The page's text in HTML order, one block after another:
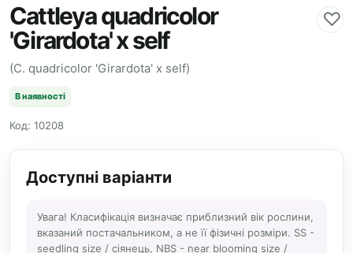
Cattleya quadricolor
'Girardota' x self
♡
(C. quadricolor 'Girardota' x self)
В наявності
Код: 10208
Доступні варіанти
Увага! Класифікація визначає приблизний вік рослини,
вказаний постачальником, а не її фізичні розміри. SS -
seedling size / сіянець, NBS - near blooming size /